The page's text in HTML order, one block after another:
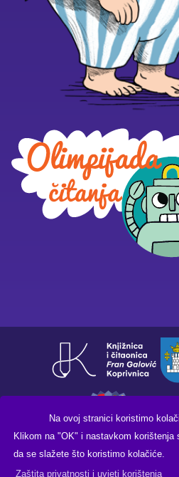
Na ovoj stranici koristimo
Klikom na "OK" i nastavkom korištenja
da se slažete što koristimo kolačiće.
Zaštita privatnosti i uvjeti korištenja
Financirano sredstvima Ministarstva kulture